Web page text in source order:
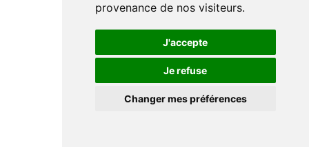
provenance de nos visiteurs.
J'accepte
Je refuse
Changer mes préférences